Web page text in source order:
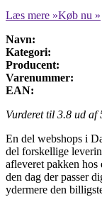
Læs mere »Køb nu »
Navn:
Kategori:
Producent:
Varenummer:
EAN:
Vurderet til 3.8 ud af
En del webshops i
del forskellige
afleveret pakken
den dag der passer
ydermere den